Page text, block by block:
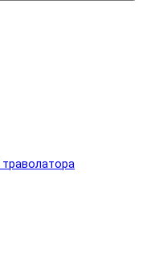
траволатора